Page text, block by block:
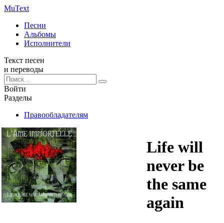
MuText
Песни
Альбомы
Исполнители
Текст песен
и переводы
Войти
Разделы
Правообладателям
Life will
never be
the same
again